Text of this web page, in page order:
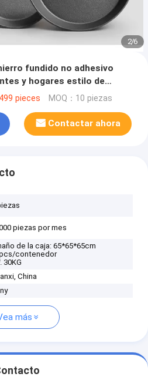
2/6
fundido no adhesivo
y hogares estilo de
pieces MOQ：10 piezas
Contactar ahora
piezas por mes
de la caja: 65*65*65cm
contenedor
30KG
China
más